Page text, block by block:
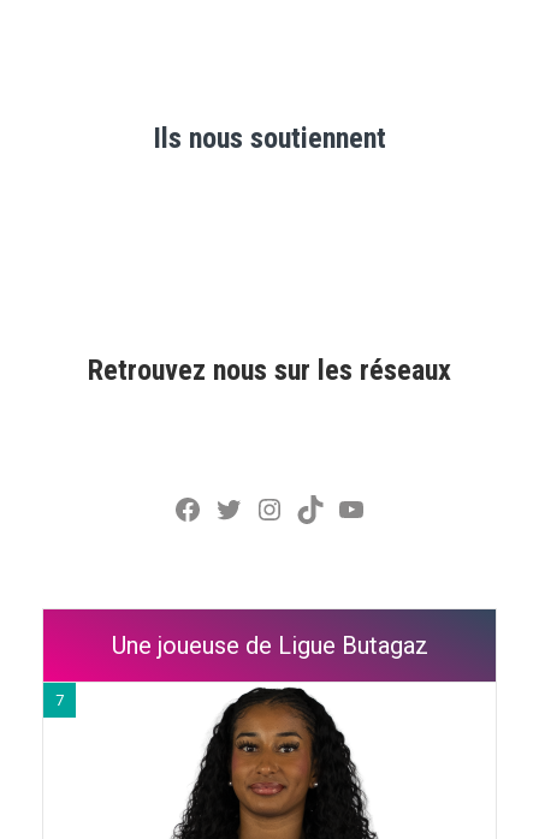
Ils nous soutiennent
Retrouvez nous sur les réseaux
Facebook
Twitter
Instagram
TikTokYouTube
Une joueuse de Ligue Butagaz
7